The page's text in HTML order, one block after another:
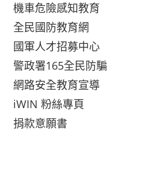
機車危險感知教育
全民國防教育網
國軍人才招募中心
警政署165全民防騙
網路安全教育宣導
iWIN 粉絲專頁
捐款意願書